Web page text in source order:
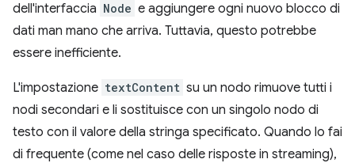
dell'interfaccia Node e aggiungere ogni nuovo blocco di
dati man mano che arriva. Tuttavia, questo potrebbe
essere inefficiente.
L'impostazione textContent su un nodo rimuove tutti i
nodi secondari e li sostituisce con un singolo nodo di
testo con il valore della stringa specificato. Quando lo fai
di frequente (come nel caso delle risposte in streaming),